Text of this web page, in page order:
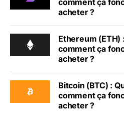
comment ça
acheter ?
Ethereum (ETH)
comment ça
acheter ?
Bitcoin (BTC) :
comment ça
acheter ?